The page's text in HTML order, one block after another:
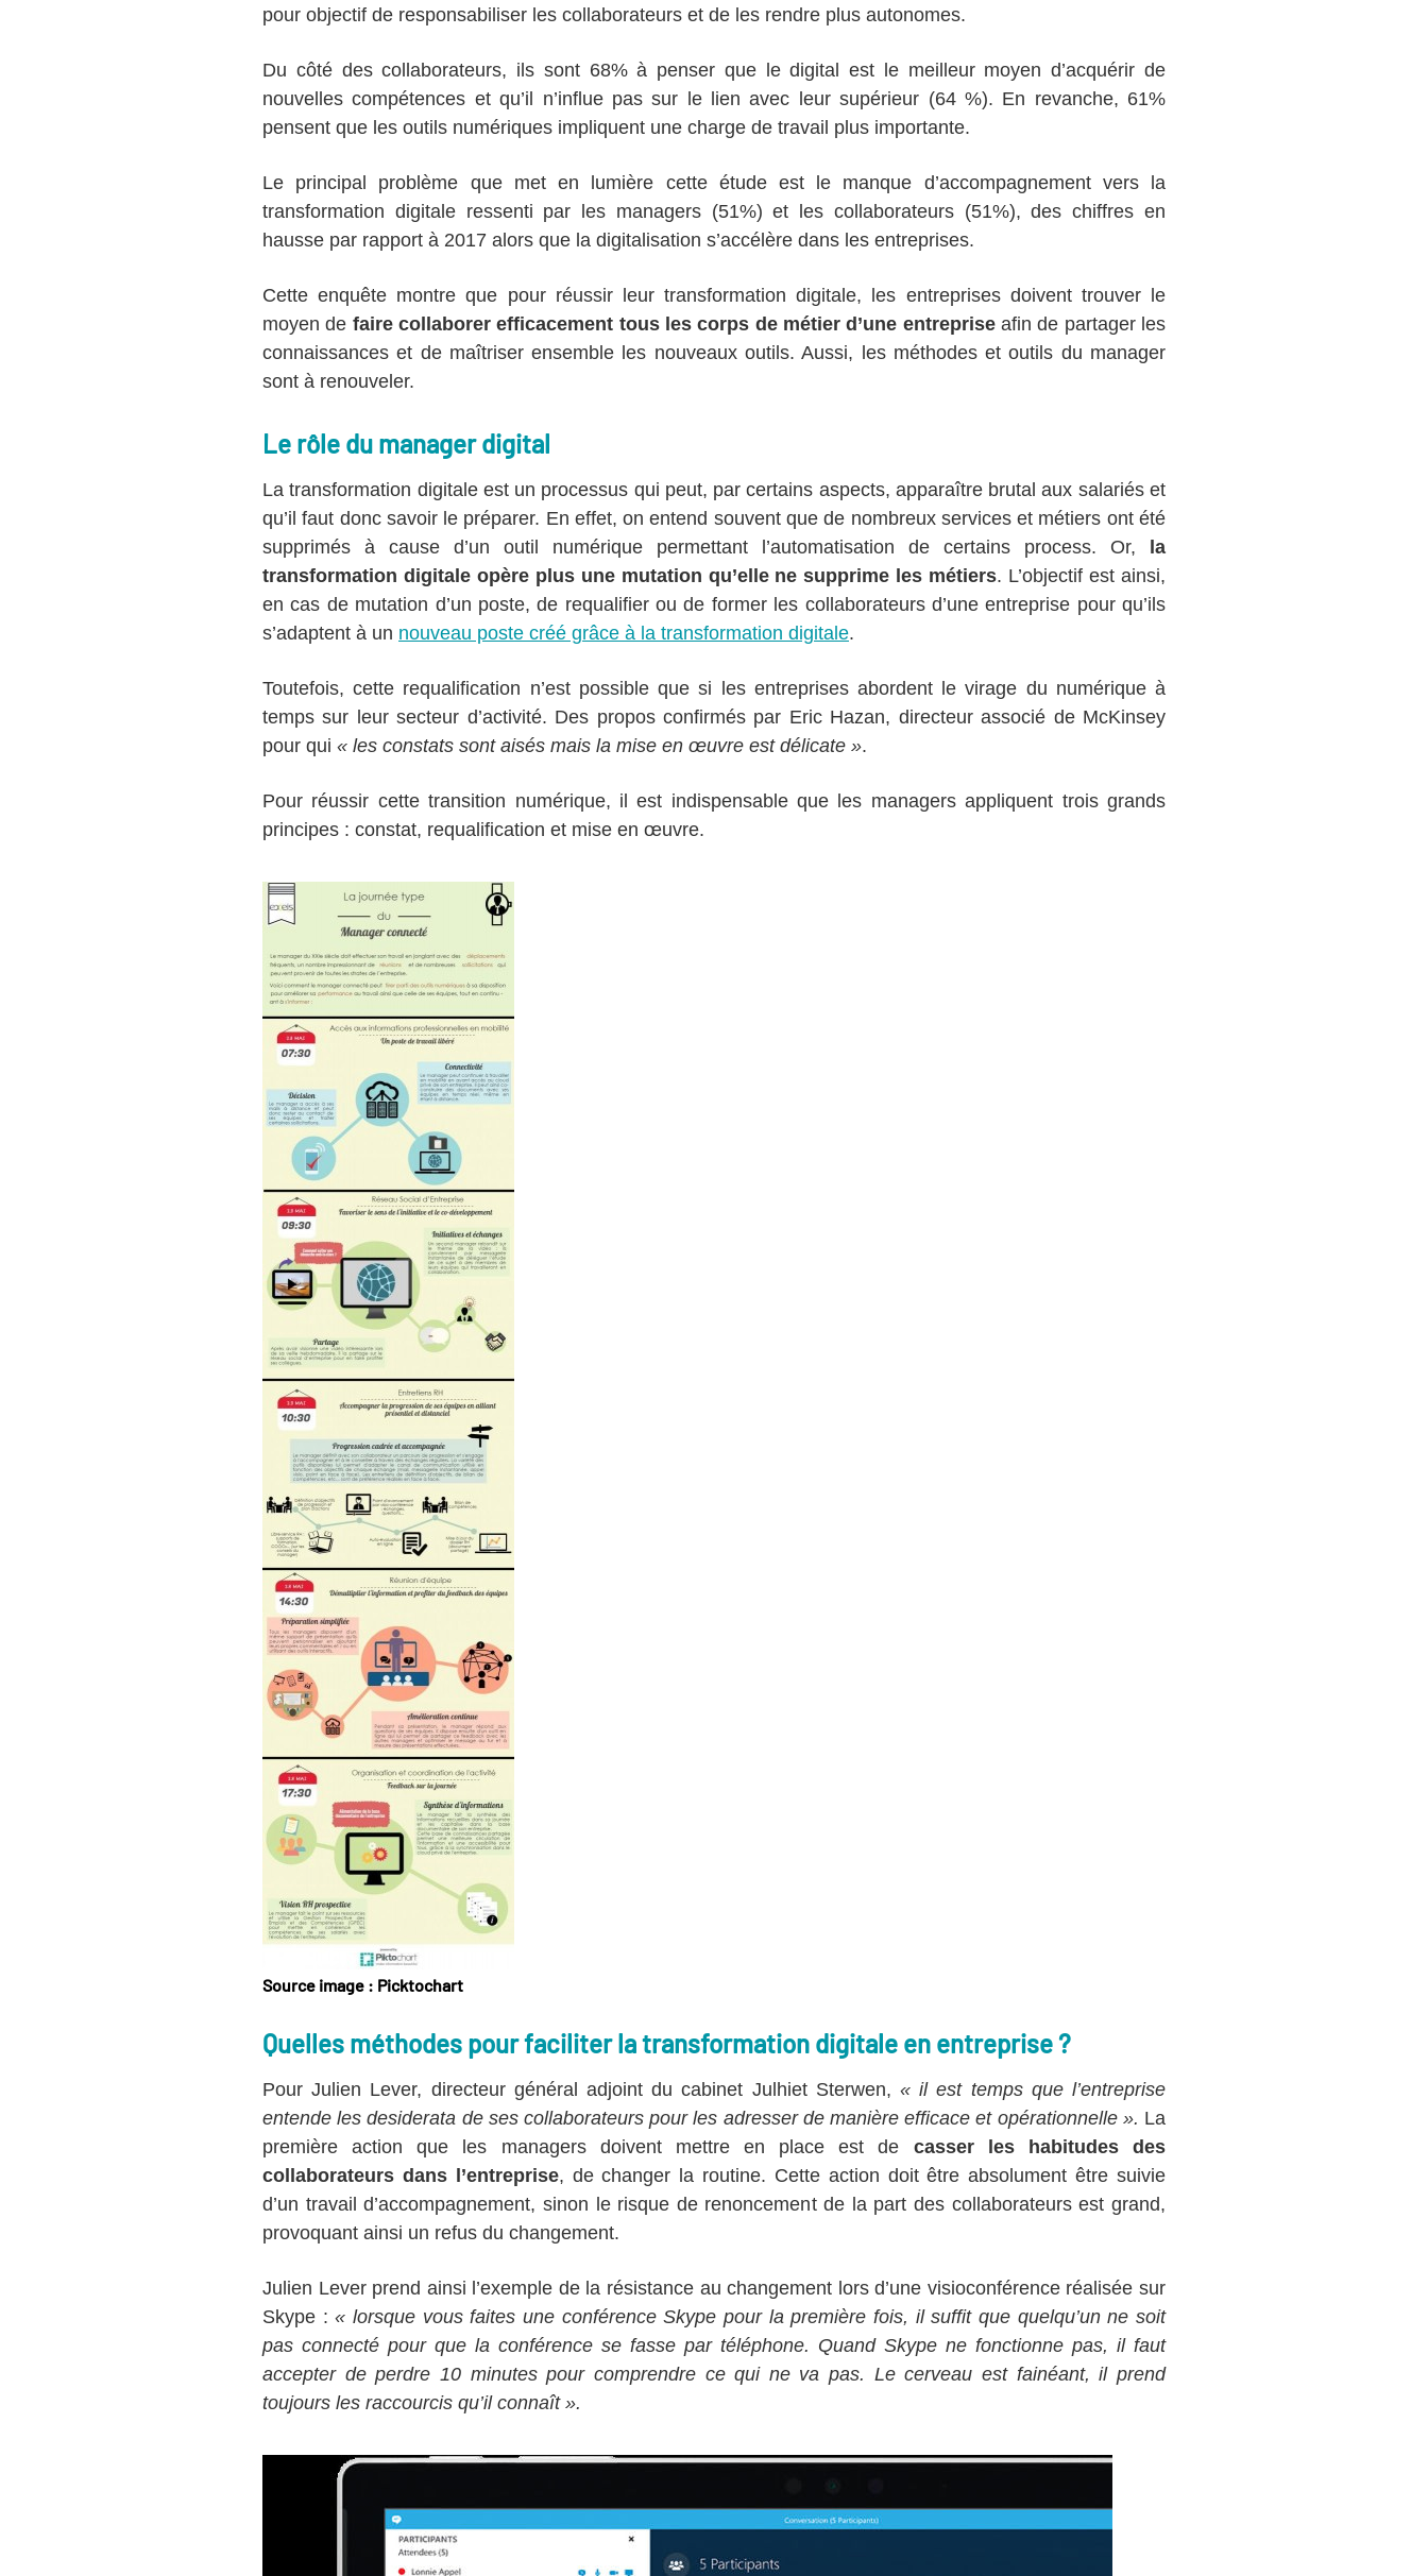
pour objectif de responsabiliser les collaborateurs et de les rendre plus autonomes.
Du côté des collaborateurs, ils sont 68% à penser que le digital est le meilleur moyen d’acquérir de
nouvelles compétences et qu’il n’influe pas sur le lien avec leur supérieur (64 %). En revanche, 61%
pensent que les outils numériques impliquent une charge de travail plus importante.
Le principal problème que met en lumière cette étude est le manque d’accompagnement vers la
transformation digitale ressenti par les managers (51%) et les collaborateurs (51%), des chiffres en
hausse par rapport à 2017 alors que la digitalisation s’accélère dans les entreprises.
Cette enquête montre que pour réussir leur transformation digitale, les entreprises doivent trouver le
moyen de faire collaborer efficacement tous les corps de métier d’une entrepriseafin de partager les
connaissances et de maîtriser ensemble les nouveaux outils. Aussi, les méthodes et outils du manager
sont à renouveler.
Le rôle du manager digital
La transformation digitale est un processus qui peut, par certains aspects, apparaître brutal aux salariés et
qu’il faut donc savoir le préparer. En effet, on entend souvent que de nombreux services et métiers ont été
supprimés à cause d’un outil numérique permettant l’automatisation de certains process. Or, la
transformation digitale opère plus une mutation qu’elle ne supprime les métiers. L’objectif est ainsi,
en cas de mutation d’un poste, de requalifier ou de former les collaborateurs d’une entreprise pour qu’ils
s’adaptent à un nouveau poste créé grâce à la transformation digitale.
Toutefois, cette requalification n’est possible que si les entreprises abordent le virage du numérique à
temps sur leur secteur d’activité. Des propos confirmés par Eric Hazan, directeur associé de McKinsey
pour qui « les constats sont aisés mais la mise en œuvre est délicate ».
Pour réussir cette transition numérique, il est indispensable que les managers appliquent trois grands
principes : constat, requalification et mise en œuvre.
Source image : Picktochart
Quelles méthodes pour faciliter la transformation digitale en entreprise ?
Pour Julien Lever, directeur général adjoint du cabinet Julhiet Sterwen, « il est temps que l’entreprise
entende les desiderata de ses collaborateurs pour les adresser de manière efficace et opérationnelle ». La
première action que les managers doivent mettre en place est de casser les habitudes des
collaborateurs dans l’entreprise, de changer la routine. Cette action doit être absolument être suivie
d’un travail d’accompagnement, sinon le risque de renoncement de la part des collaborateurs est grand,
provoquant ainsi un refus du changement.
Julien Lever prend ainsi l’exemple de la résistance au changement lors d’une visioconférence réalisée sur
Skype :« lorsque vous faites une conférence Skype pour la première fois, il suffit que quelqu’un ne soit
pas connecté pour que la conférence se fasse par téléphone. Quand Skype ne fonctionne pas, il faut
accepter de perdre 10 minutes pour comprendre ce qui ne va pas. Le cerveau est fainéant, il prend
toujours les raccourcis qu’il connaît ».